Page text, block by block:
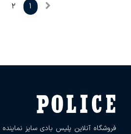
1
2
فروشگاه آنلاین پلیس بادی سایز